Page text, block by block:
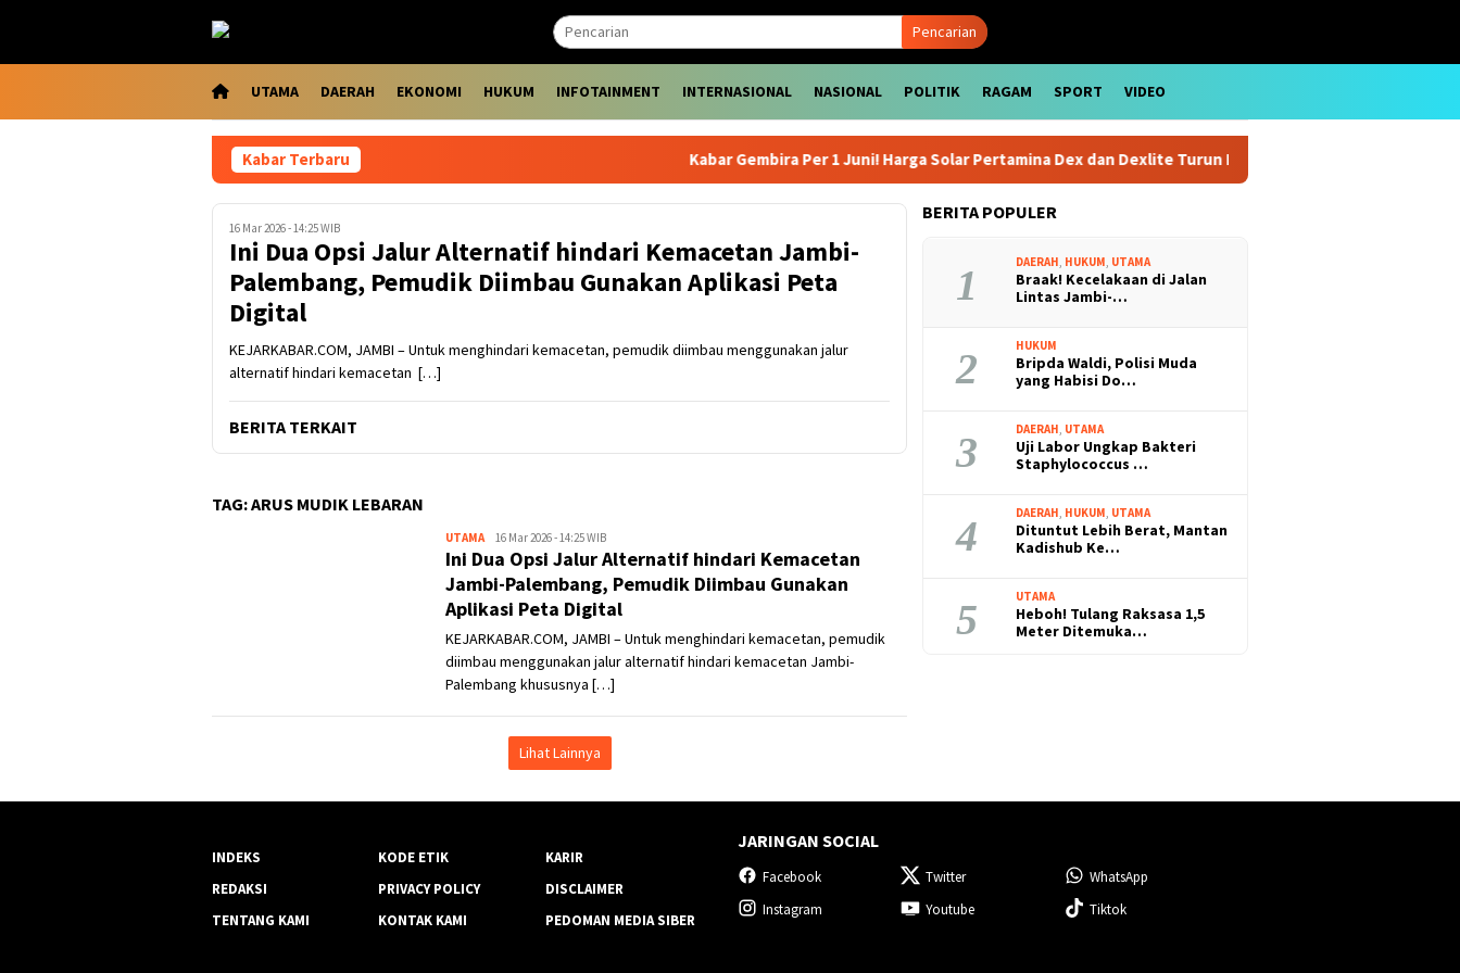
Pencarian
UTAMA DAERAH EKONOMI HUKUM INFOTAINMENT INTERNASIONAL NASIONAL POLITIK RAGAM SPORT VIDEO
Kabar Terbaru Kabar Gembira Per 1 Juni! Harga Solar Pertamina Dex dan Dexlite Turun Drastis, Cek Rinciannya
16 Mar 2026 - 14:25 WIB
Ini Dua Opsi Jalur Alternatif hindari Kemacetan Jambi-
Palembang, Pemudik Diimbau Gunakan Aplikasi Peta
Digital
KEJARKABAR.COM, JAMBI – Untuk menghindari kemacetan, pemudik diimbau menggunakan jalur
alternatif hindari kemacetan […]
BERITA TERKAIT
TAG:ARUS MUDIK LEBARAN
UTAMAKejar
Kabar
16 Mar 2026 - 14:25 WIB
Ini Dua Opsi Jalur Alternatif hindari Kemacetan
Jambi-Palembang, Pemudik Diimbau Gunakan
Aplikasi Peta Digital
KEJARKABAR.COM, JAMBI – Untuk menghindari kemacetan, pemudik
diimbau menggunakan jalur alternatif hindari kemacetan Jambi-
Palembang khususnya […]
Lihat Lainnya
BERITA POPULER
1 DAERAH, HUKUM, UTAMA
Braak! Kecelakaan di Jalan
Lintas Jambi-…
2 HUKUM
Bripda Waldi, Polisi Muda
yang Habisi Do…
3 DAERAH, UTAMA
Uji Labor Ungkap Bakteri
Staphylococcus …
4 DAERAH, HUKUM, UTAMA
Dituntut Lebih Berat, Mantan
Kadishub Ke…
5 UTAMA
Heboh! Tulang Raksasa 1,5
Meter Ditemuka…
INDEKS KODE ETIK
KARIR
REDAKSI
PRIVACY POLICY
DISCLAIMER
TENTANG KAMI
KONTAK KAMI PEDOMAN MEDIA SIBER
JARINGAN SOCIAL
Facebook Twitter
WhatsApp
Instagram
Youtube Tiktok